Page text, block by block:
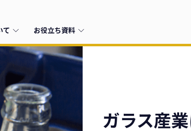
て お役立ち資料
ガラス産